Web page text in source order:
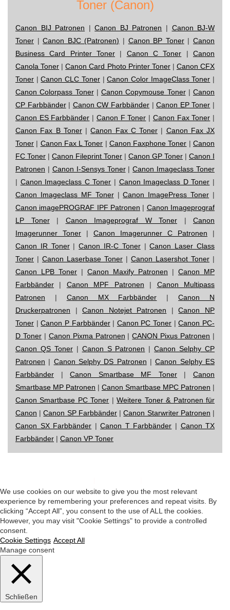
Toner (Canon)
Canon BIJ Patronen |Canon BJ Patronen | Canon BJ-W
Toner |Canon BJC (Patronen) | Canon BP Toner|Canon
Business Card Printer Toner | Canon C Toner |Canon
Canola Toner |Canon Card Photo Printer Toner| Canon CFX
Toner |Canon CLC Toner|Canon Color ImageClass Toner |
Canon Colorpass Toner| Canon Copymouse Toner| Canon
CP Farbbänder| Canon CW Farbbänder |Canon EP Toner |
Canon ES Farbbänder | Canon F Toner | Canon Fax Toner |
Canon Fax B Toner|Canon Fax C Toner | Canon Fax JX
Toner | Canon Fax L Toner | Canon Faxphone Toner |Canon
FC Toner | Canon Fileprint Toner | Canon GP Toner | Canon I
Patronen | Canon I-Sensys Toner|Canon Imageclass Toner
| Canon Imageclass C Toner | Canon Imageclass D Toner |
Canon Imageclass MF Toner|Canon ImagePress Toner |
Canon imagePROGRAF IPF Patronen | Canon Imageprograf
LP Toner| Canon Imageprograf W Toner | Canon
Imagerunner Toner | Canon Imagerunner C Patronen |
Canon IR Toner|Canon IR-C Toner|Canon Laser Class
Toner | Canon Laserbase Toner | Canon Lasershot Toner |
Canon LPB Toner | Canon Maxify Patronen | Canon MP
Farbbänder | Canon MPF Patronen | Canon Multipass
Patronen | Canon MX Farbbänder |Canon N
Druckerpatronen |Canon Notejet Patronen |Canon NP
Toner |Canon P Farbbänder| Canon PC Toner |Canon PC-
D Toner| Canon Pixma Patronen |CANON Pixus Patronen |
Canon QS Toner| Canon S Patronen |Canon Selphy CP
Patronen | Canon Selphy DS Patronen |Canon Selphy ES
Farbbänder |Canon Smartbase MF Toner|Canon
Smartbase MP Patronen | Canon Smartbase MPC Patronen |
Canon Smartbase PC Toner |Weitere Toner & Patronen für
Canon |Canon SP Farbbänder|Canon Starwriter Patronen |
Canon SX Farbbänder |Canon T Farbbänder | Canon TX
Farbbänder | Canon VP Toner
We use cookies on our website to give you the most relevant
experience by remembering your preferences and repeat visits. By
clicking “Accept All”, you consent to the use of ALL the cookies.
However, you may visit "Cookie Settings" to provide a controlled
consent.
Cookie Settings Accept All
Manage consent
Schließen